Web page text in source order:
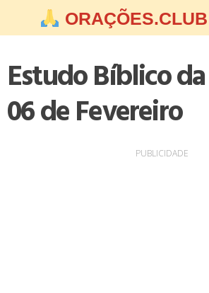
ORAÇÕES.CLUB
Estudo Bíblico
06 de Fevereiro
PUBLICIDADE